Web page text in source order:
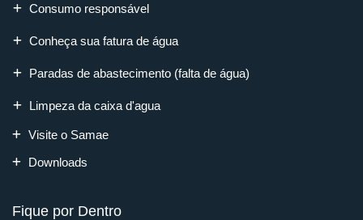
Consumo responsável
Conheça sua fatura de água
Paradas de abastecimento (falta de água)
Limpeza da caixa d'agua
Visite o Samae
Downloads
Fique por Dentro